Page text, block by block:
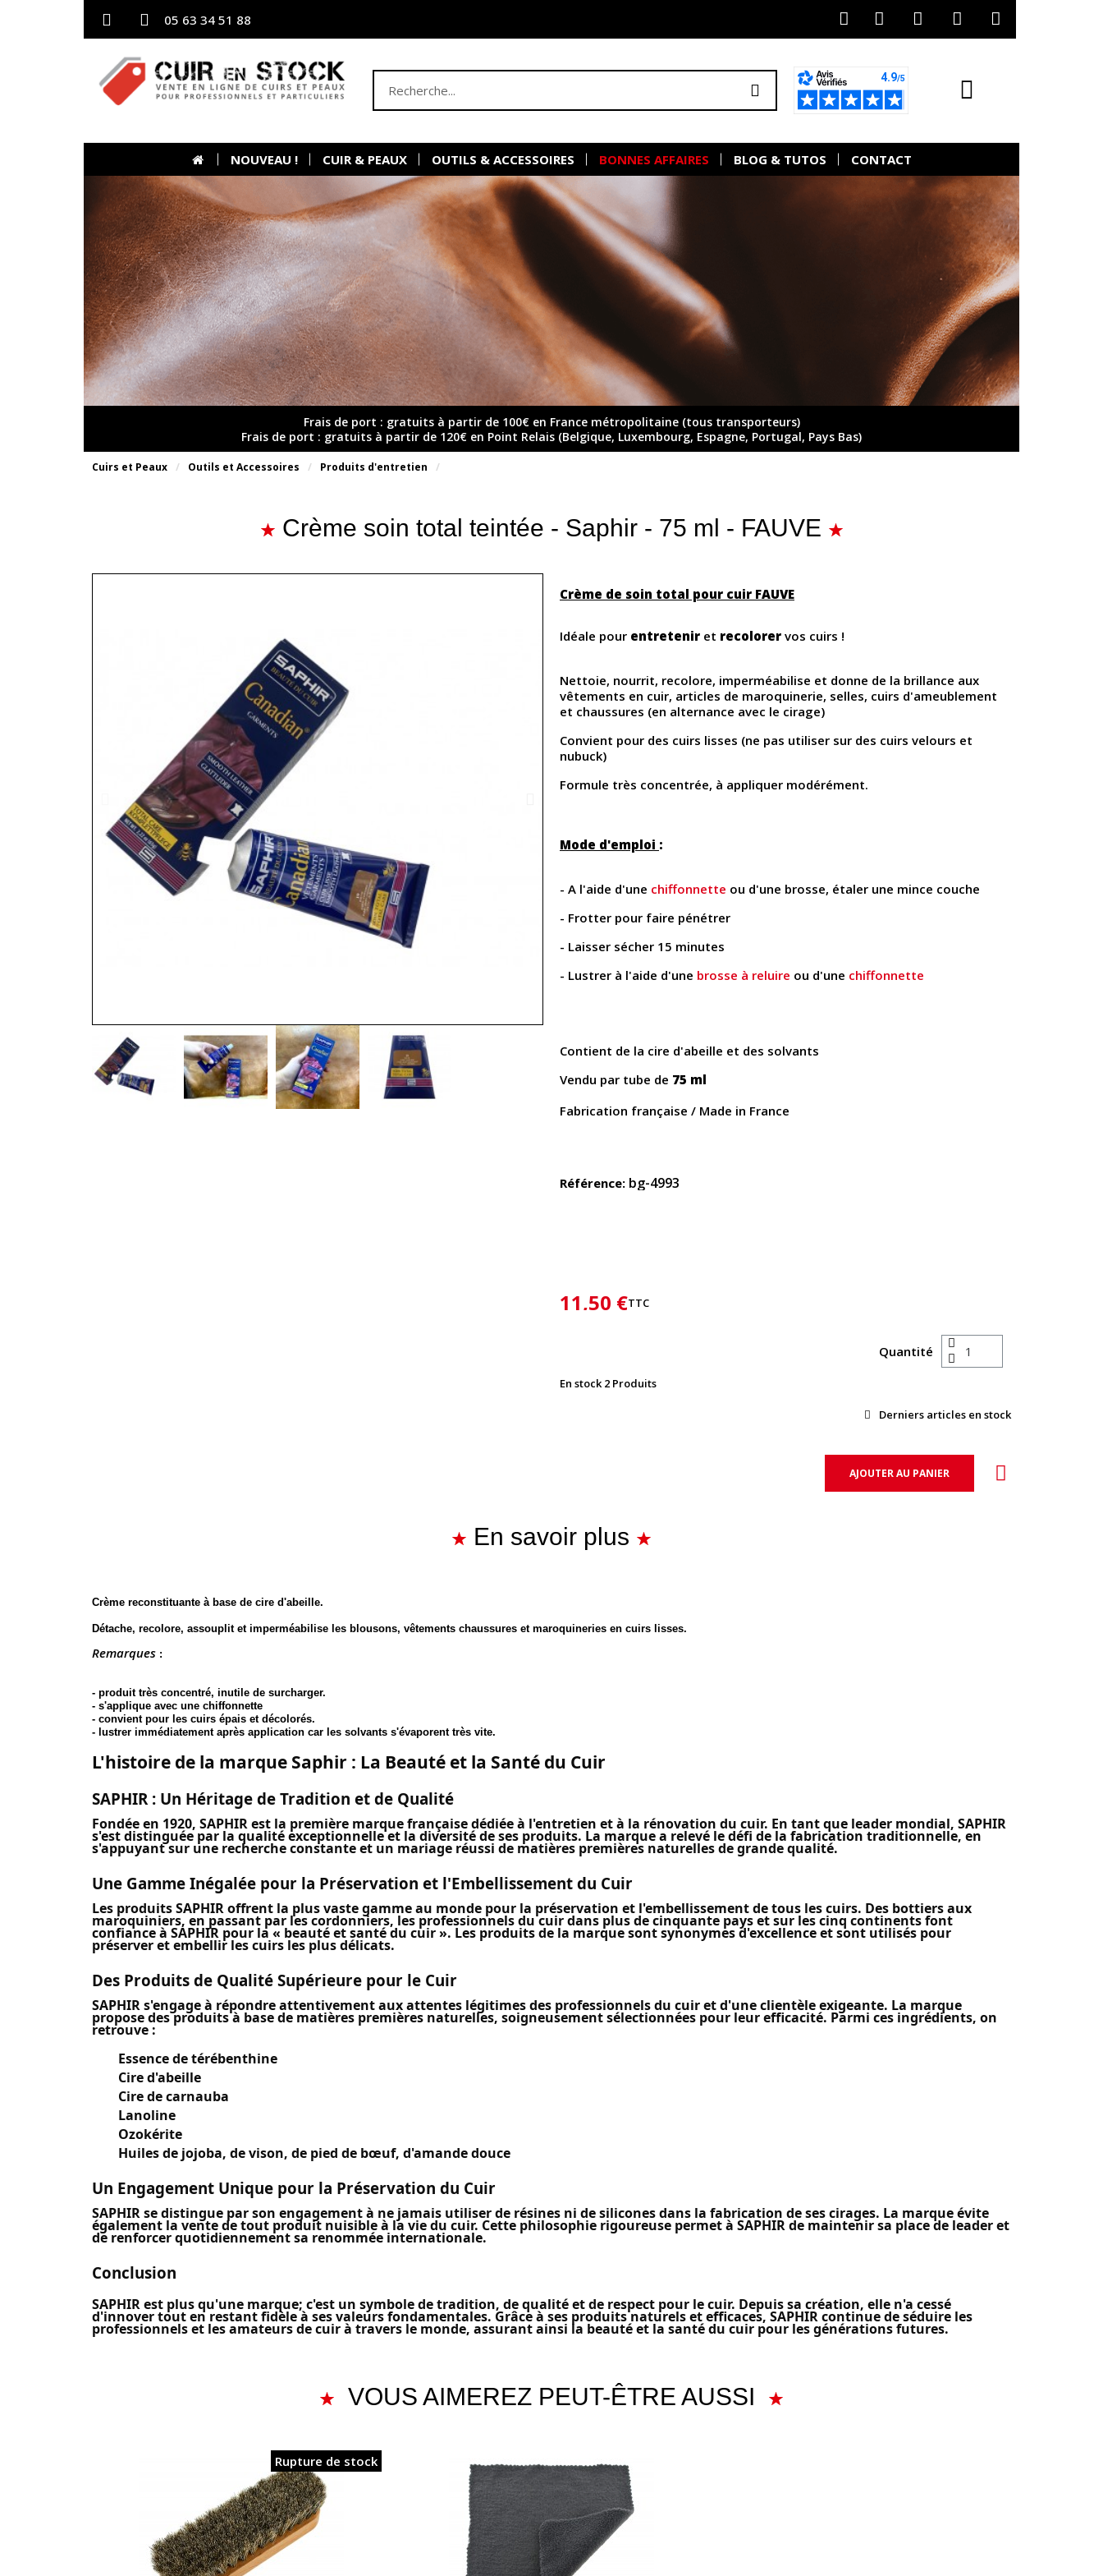
05 63 34 51 88
NOUVEAU ! CUIR & PEAUX OUTILS & ACCESSOIRES BONNES AFFAIRES BLOG & TUTOS CONTACT
Frais de port : gratuits à partir de 100€ en France métropolitaine (tous transporteurs)
Frais de port : gratuits à partir de 120€ en Point Relais (Belgique, Luxembourg, Espagne, Portugal, Pays Bas)
Cuirs et Peaux Outils et Accessoires Produits d'entretien
Crème soin total teintée - Saphir - 75 ml - FAUVE
Crème de soin total pour cuir FAUVE
Idéale pour entretenir et recolorer vos cuirs !
Nettoie, nourrit, recolore, imperméabilise et donne de la brillance aux
vêtements en cuir, articles de maroquinerie, selles, cuirs d'ameublement
et chaussures (en alternance avec le cirage)
Convient pour des cuirs lisses (ne pas utiliser sur des cuirs velours et
nubuck)
Formule très concentrée, à appliquer modérément.
Mode d'emploi :
- A l'aide d'une chiffonnette ou d'une brosse, étaler une mince couche
- Frotter pour faire pénétrer
- Laisser sécher 15 minutes
- Lustrer à l'aide d'une brosse à reluire ou d'une chiffonnette
Contient de la cire d'abeille et des solvants
Vendu par tube de 75 ml
Fabrication française / Made in France
Référence bg-4993
11,50 €TTC
Quantité
En stock 2 Produits
Derniers articles en stock
AJOUTER AU PANIER
En savoir plus
Crème reconstituante à base de cire d'abeille.
Détache, recolore, assouplit et imperméabilise les blousons, vêtements chaussures et maroquineries en cuirs lisses.
Remarques :
- produit très concentré, inutile de surcharger.
- s'applique avec une chiffonnette
- convient pour les cuirs épais et décolorés.
- lustrer immédiatement après application car les solvants s'évaporent très vite.
L'histoire de la marque Saphir : La Beauté et la Santé du Cuir
SAPHIR : Un Héritage de Tradition et de Qualité
Fondée en 1920, SAPHIR est la première marque française dédiée à l'entretien et à la rénovation du cuir. En tant que leader mondial, SAPHIR
s'est distinguée par la qualité exceptionnelle et la diversité de ses produits. La marque a relevé le défi de la fabrication traditionnelle, en
s'appuyant sur une recherche constante et un mariage réussi de matières premières naturelles de grande qualité.
Une Gamme Inégalée pour la Préservation et l'Embellissement du Cuir
Les produits SAPHIR offrent la plus vaste gamme au monde pour la préservation et l'embellissement de tous les cuirs. Des bottiers aux
maroquiniers, en passant par les cordonniers, les professionnels du cuir dans plus de cinquante pays et sur les cinq continents font
confiance à SAPHIR pour la « beauté et santé du cuir ». Les produits de la marque sont synonymes d'excellence et sont utilisés pour
préserver et embellir les cuirs les plus délicats.
Des Produits de Qualité Supérieure pour le Cuir
SAPHIR s'engage à répondre attentivement aux attentes légitimes des professionnels du cuir et d'une clientèle exigeante. La marque
propose des produits à base de matières premières naturelles, soigneusement sélectionnées pour leur efficacité. Parmi ces ingrédients, on
retrouve :
Essence de térébenthine
Cire d'abeille
Cire de carnauba
Lanoline
Ozokérite
Huiles de jojoba, de vison, de pied de bœuf, d'amande douce
Un Engagement Unique pour la Préservation du Cuir
SAPHIR se distingue par son engagement à ne jamais utiliser de résines ni de silicones dans la fabrication de ses cirages. La marque évite
également la vente de tout produit nuisible à la vie du cuir. Cette philosophie rigoureuse permet à SAPHIR de maintenir sa place de leader et
de renforcer quotidiennement sa renommée internationale.
Conclusion
SAPHIR est plus qu'une marque; c'est un symbole de tradition, de qualité et de respect pour le cuir. Depuis sa création, elle n'a cessé
d'innover tout en restant fidèle à ses valeurs fondamentales. Grâce à ses produits naturels et efficaces, SAPHIR continue de séduire les
professionnels et les amateurs de cuir à travers le monde, assurant ainsi la beauté et la santé du cuir pour les générations futures.
VOUS AIMEREZ PEUT-ÊTRE AUSSI
Rupture de stock